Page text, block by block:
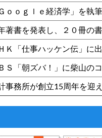
Ｇｏｏｇｌｅ経済学」を執
著書を発表し、２０冊の
Ｋ「仕事ハッケン伝」に出
Ｓ「朝ズバ！」に柴山の
事務所が創立15周年を迎え